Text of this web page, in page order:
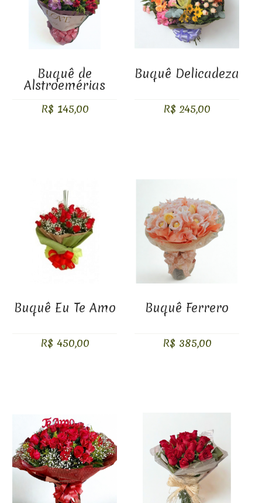
Buquê de
Alstroemérias
R$ 145,00
Buquê Delicadeza
R$ 245,00
Buquê Eu Te Amo
R$ 450,00
Buquê Ferrero
R$ 385,00